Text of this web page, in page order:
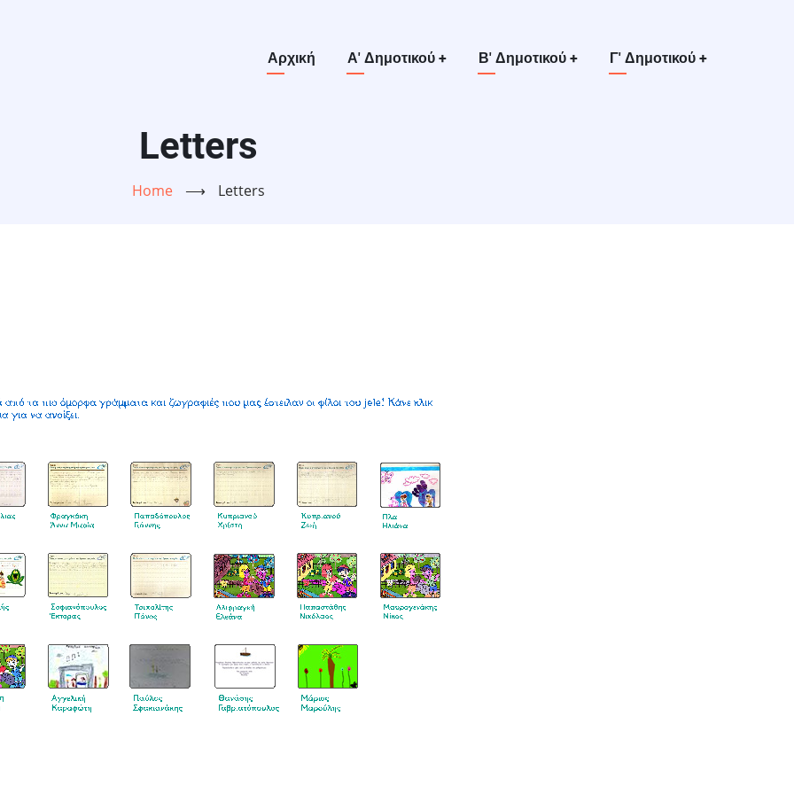
Main
Αρχική Α' Δημοτικού + Β' Δημοτικού + Γ' Δημοτικού +
Letters
Home ⟶ Letters